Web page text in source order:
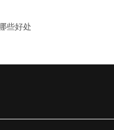
些好处